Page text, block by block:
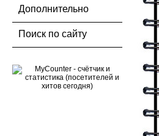
Дополнительно
Поиск по сайту